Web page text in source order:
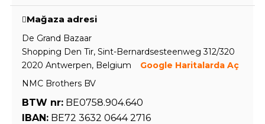
Mağaza adresi
De Grand Bazaar
Shopping Den Tir, Sint-Bernardsesteenweg 312/320
2020 Antwerpen, Belgium
Google Haritalarda Aç
NMC Brothers BV
BTW nr: BE0758.904.640
IBAN: BE72 3632 0644 2716